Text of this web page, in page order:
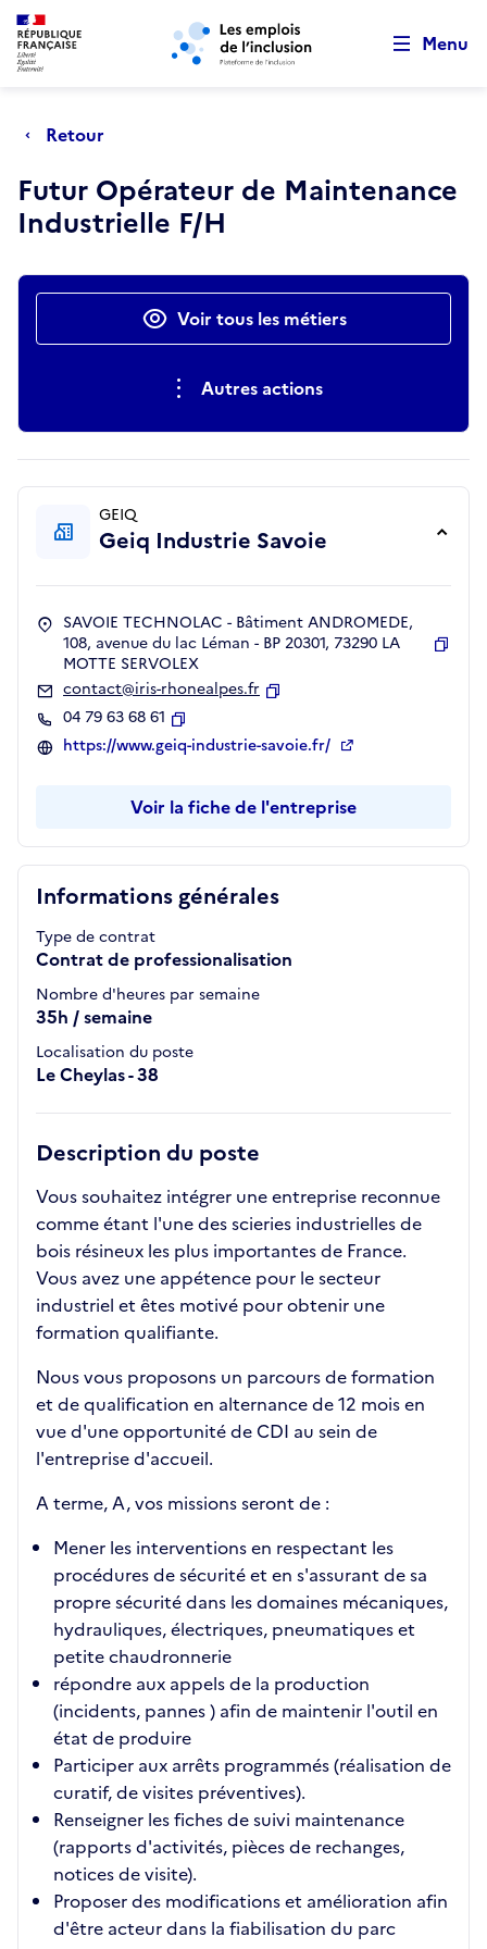
Aller au menu principal Aller au contenu principal
Menu
Retour
Futur Opérateur de Maintenance
Industrielle F/H
Actions rapidesVoir tous les métiers
Autres actions
Informations générales
Type de contrat
Contrat de professionalisation
Nombre d'heures par semaine
35h / semaine
Localisation du poste
Le Cheylas - 38
Description du poste
Vous souhaitez intégrer une entreprise reconnue
comme étant l'une des scieries industrielles de
bois résineux les plus importantes de France.
Vous avez une appétence pour le secteur
industriel et êtes motivé pour obtenir une
formation qualifiante.
Nous vous proposons un parcours de formation
et de qualification en alternance de 12 mois en
vue d'une opportunité de CDI au sein de
l'entreprise d'accueil.
A terme, A, vos missions seront de :
Mener les interventions en respectant les
procédures de sécurité et en s'assurant de sa
propre sécurité dans les domaines mécaniques,
hydrauliques, électriques, pneumatiques et
petite chaudronnerie
répondre aux appels de la production
(incidents, pannes ) afin de maintenir l'outil en
état de produire
Participer aux arrêts programmés (réalisation de
curatif, de visites préventives).
Renseigner les fiches de suivi maintenance
(rapports d'activités, pièces de rechanges,
notices de visite).
Proposer des modifications et amélioration afin
d'être acteur dans la fiabilisation du parc
GEIQ
Geiq Industrie Savoie
SAVOIE TECHNOLAC - Bâtiment ANDROMEDE,
108, avenue du lac Léman - BP 20301, 73290 LA
MOTTE SERVOLEX
contact@iris-rhonealpes.fr
04 79 63 68 61
Copier
https://www.geiq-industrie-savoie.fr/
Voir la fiche de l'entreprise
Retour au début de la page
Panneau de gestion des cookies